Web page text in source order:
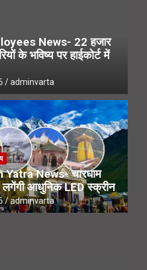
नोटिस,
News- 22 हजार
के भविष्य पर हाईकोर्ट में
adminvarta
News- चारधाम
लगेंगी आधुनिक LED स्क्रीन
adminvarta